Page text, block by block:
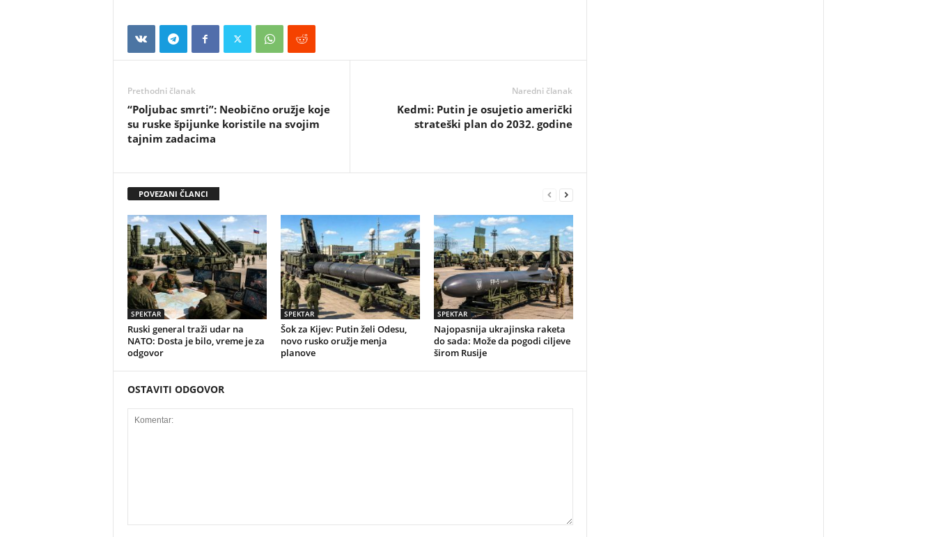
Prethodni članak
“Poljubac smrti”: Neobično oružje koje
su ruske špijunke koristile na svojim
tajnim zadacima
Naredni članak
Kedmi: Putin je osujetio američki
strateški plan do 2032. godine
POVEZANI ČLANCI
SPEKTAR
Ruski general traži udar na
NATO: Dosta je bilo, vreme je za
odgovor
SPEKTAR
Šok za Kijev: Putin želi Odesu,
novo rusko oružje menja
planove
SPEKTAR
Najopasnija ukrajinska raketa
do sada: Može da pogodi ciljeve
širom Rusije
OSTAVITI ODGOVOR